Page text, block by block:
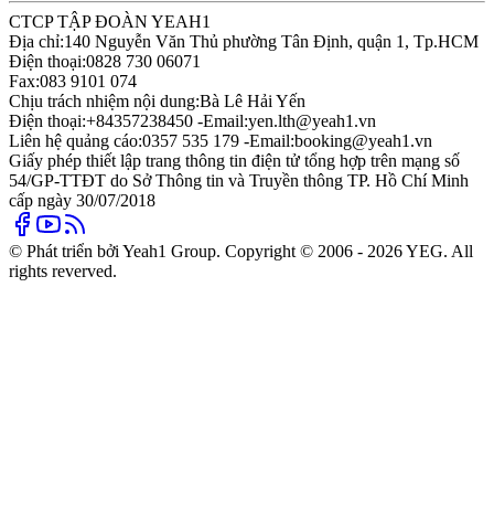
CTCP TẬP ĐOÀN YEAH1
Địa chỉ:140 Nguyễn Văn Thủ phường Tân Định, quận 1, Tp.HCM
Điện thoại:0828 730 06071
Fax:083 9101 074
Chịu trách nhiệm nội dung:Bà Lê Hải Yến
Điện thoại:+84357238450 -Email:yen.lth@yeah1.vn
Liên hệ quảng cáo:0357 535 179 -Email:booking@yeah1.vn
Giấy phép thiết lập trang thông tin điện tử tổng hợp trên mạng số
54/GP-TTĐT do Sở Thông tin và Truyền thông TP. Hồ Chí Minh
cấp ngày 30/07/2018
© Phát triển bởi Yeah1 Group. Copyright © 2006 - 2026 YEG. All
rights reverved.